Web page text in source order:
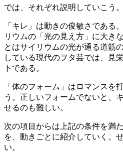
では、それぞれ説明していこう。
「キレ」は動きの俊敏さである
リウムの「光の見え方」に大き
とはサイリウムの光が通る道筋
している現代のヲタ芸では、見
トである。
「体のフォーム」はロマンスを
う。正しいフォームでないと、
せるのも難しい。
次の項目からは上記の条件を満
を、動きごとに紹介していく。
い。